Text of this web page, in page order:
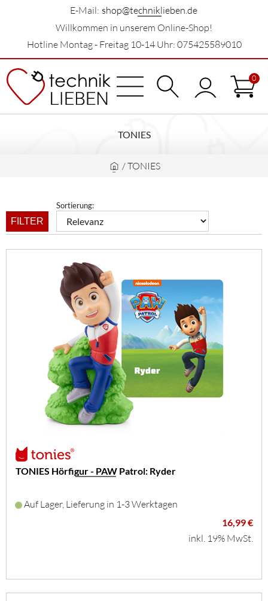
E-Mail: shop@techniklieben.de
Willkommen in unserem Online-Shop!
Hotline Montag - Freitag 10-14 Uhr: 075425589010
0
TONIES
/TONIES
FILTER
Sortierung:
TONIES Hörfigur - PAW Patrol: Ryder
Auf Lager, Lieferung in 1-3 Werktagen
16,99 €
inkl. 19% MwSt.